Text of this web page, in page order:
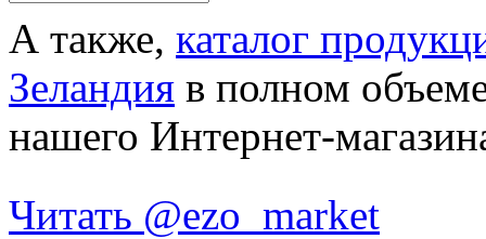
А также, каталог
Зеландия в полном
нашего Интернет-
Читать @ezo_market